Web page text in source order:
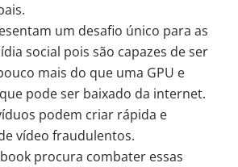
um desafio único para as
social pois são capazes de ser
mais do que uma GPU e
pode ser baixado da internet.
podem criar rápida e
vídeo fraudulentos.
procura combater essas